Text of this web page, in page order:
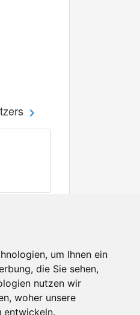
um Ihnen ein
die Sie sehen,
nutzen wir
woher unsere
entwickeln.